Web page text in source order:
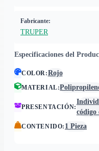
Fabricante:
TRUPER
Especificaciones del
COLOR:Rojo
MATERIAL:
PRESENTACIÓN:
código
CONTENIDO: 1 Pieza